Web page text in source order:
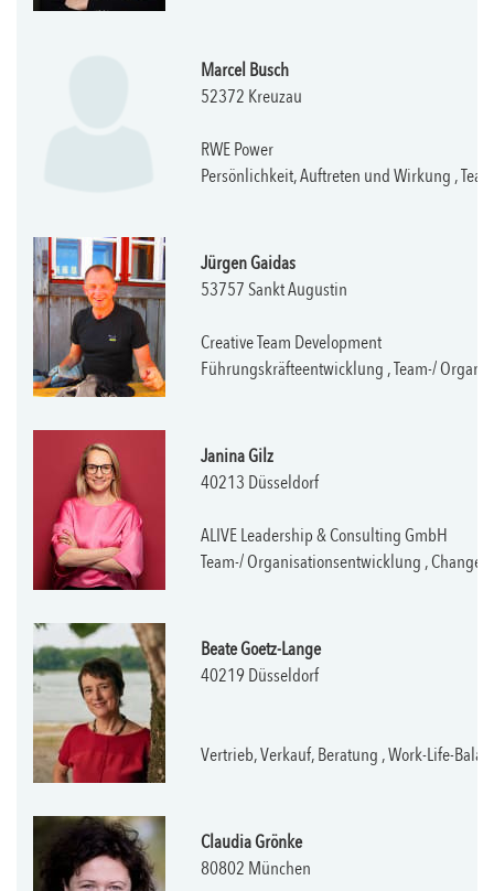
Marcel Busch
52372 Kreuzau
RWE Power
Persönlichkeit, Auftreten und Wirkung ,
Jürgen Gaidas
53757 Sankt Augustin
Creative Team Development
Führungskräfteentwicklung , Team-/
Janina Gilz
40213 Düsseldorf
ALIVE Leadership & Consulting GmbH
Team-/ Organisationsentwicklung ,
Beate Goetz-Lange
40219 Düsseldorf
Vertrieb, Verkauf, Beratung , Work-Life-
Claudia Grönke
80802 München